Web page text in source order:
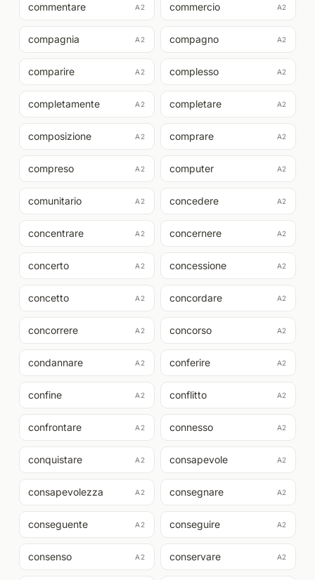
commentare A2 commercio A2
compagnia A2 compagno A2
comparire A2 complesso A2
completamente A2 completare A2
composizione A2 comprare A2
compreso A2 computer A2
comunitario A2 concedere A2
concentrare A2 concernere A2
concerto A2 concessione A2
concetto A2 concordare A2
concorrere A2 concorso A2
condannare A2 conferire A2
confine A2 conflitto A2
confrontare A2 connesso A2
conquistare A2 consapevole A2
consapevolezza A2 consegnare A2
conseguente A2 conseguire A2
consenso A2 conservare A2